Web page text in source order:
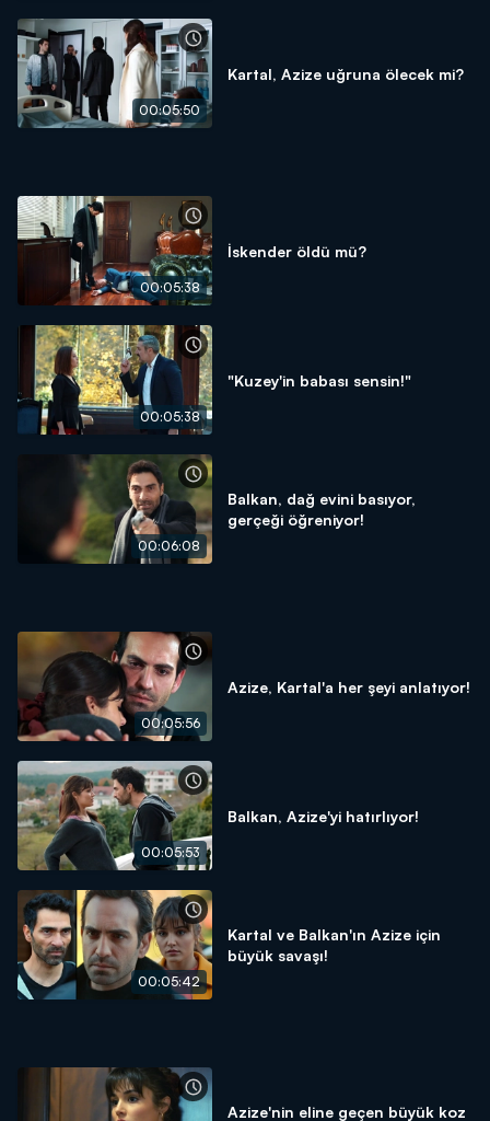
00:05:50
Kartal, Azize uğruna ölecek mi?
00:05:38
İskender öldü mü?
00:05:38
"Kuzey'in babası sensin!"
00:06:08
Balkan, dağ evini basıyor,
gerçeği öğreniyor!
00:05:56
Azize, Kartal'a her şeyi anlatıyor!
00:05:53
Balkan, Azize'yi hatırlıyor!
00:05:42
Kartal ve Balkan'ın Azize için
büyük savaşı!
Azize'nin eline geçen büyük koz